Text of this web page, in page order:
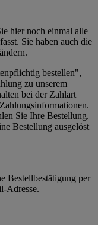
hier noch einmal alle
Sie haben auch die
bestellen",
zu unserem
bei der Zahlart
Sie Ihre Bestellung.
Bestellung ausgelöst
Bestellbestätigung per
Adresse.